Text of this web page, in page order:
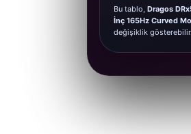
Bu tablo, Dragos
İnç 165Hz Curved
değişiklik gösterebilir.